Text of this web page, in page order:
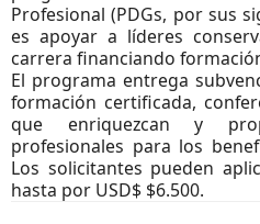
Profesional (PDGs, por sus
es apoyar a líderes
carrera financiando
El programa entrega
formación certificada,
que enriquezcan y
profesionales para los
Los solicitantes pueden
hasta por USD$ $6.500.